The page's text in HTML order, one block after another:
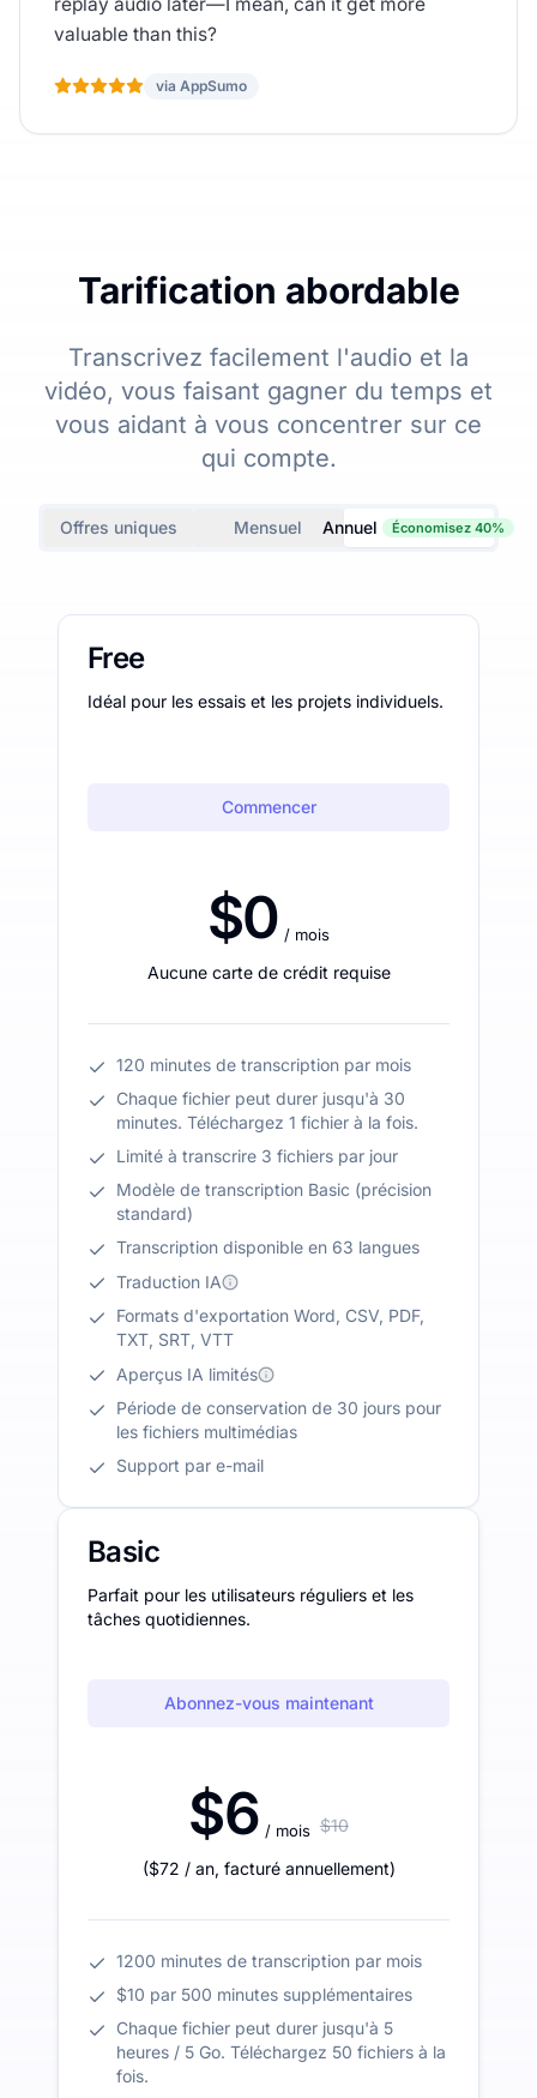
valuable than this?
via AppSumo
Tarification abordable
Transcrivez facilement l'audio et la
vidéo, vous faisant gagner du temps et
vous aidant à vous concentrer sur ce
qui compte.
Offres uniques Mensuel Annuel Économisez 40%
Free
Idéal pour les essais et les projets individuels.
Commencer
$0 / mois
Aucune carte de crédit requise
120 minutes de transcription par mois
Chaque fichier peut durer jusqu'à 30
minutes. Téléchargez 1 fichier à la fois.
Limité à transcrire 3 fichiers par jour
Modèle de transcription Basic (précision
standard)
Transcription disponible en 63 langues
Traduction IA
Formats d'exportation Word, CSV, PDF,
TXT, SRT, VTT
Aperçus IA limités
Période de conservation de 30 jours pour
les fichiers multimédias
Support par e-mail
Basic
Parfait pour les utilisateurs réguliers et les
tâches quotidiennes.
Abonnez-vous maintenant
$6 / mois $10
($72 / an, facturé annuellement)
1200 minutes de transcription par mois
$10 par 500 minutes supplémentaires
Chaque fichier peut durer jusqu'à 5
heures / 5 Go. Téléchargez 50 fichiers à la
fois.